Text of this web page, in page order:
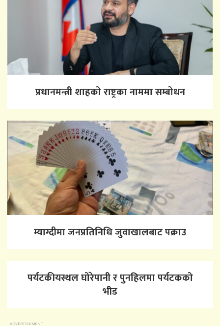
प्रधानमन्त्री शाहको राष्ट्रका नाममा सम्बोधन
म्याग्दीमा जनप्रतिनिधि जुवाखालबाट पक्राउ
पर्यटकीयस्थल घोरेपानी र पुनहिलमा पर्यटकको
भीड